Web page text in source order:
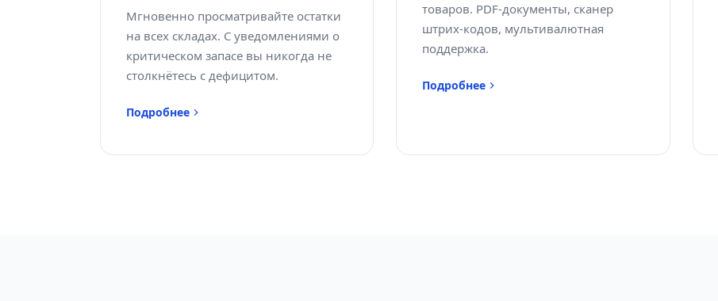
Мгновенно просматривайте остатки
на всех складах. С уведомлениями о
критическом запасе вы никогда не
столкнётесь с дефицитом.
Подробнее
товаров. PDF-документы, сканер
штрих-кодов, мультивалютная
поддержка.
Подробнее